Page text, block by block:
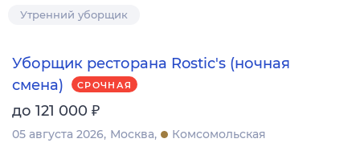
Утренний уборщик
Уборщик ресторана Rostic's (ночная
смена)
СРОЧНАЯ
до 121 000 ₽
05 августа 2026 Москва
Комсомольская